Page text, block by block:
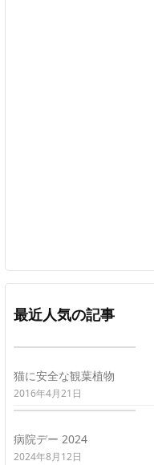
最近人気の記事
猫に安全な観葉植物
2016年4月21日
病院デー 2024
2024年8月12日